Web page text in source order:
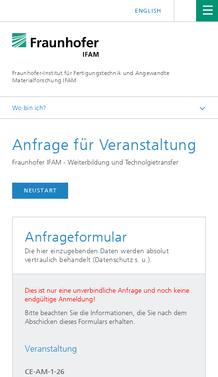
Fraunhofer-Institut für Fertigungstechnik und Angewandte
Materialforschung IFAM
ENGLISH
Wo bin ich?
Anfrage für Veranstaltung
Anfrage für Veranstaltung
Fraunhofer IFAM - Weiterbildung und Technolgietransfer
NEUSTART
Anfrageformular
Die hier einzugebenden Daten werden absolut
vertraulich behandelt (Datenschutz s. u.).
Dies ist nur eine unverbindliche Anfrage und noch keine
endgültige Anmeldung!
Bitte beachten Sie die Informationen, die Sie nach dem
Abschicken dieses Formulars erhalten.
Veranstaltung
CE-AM-1-26